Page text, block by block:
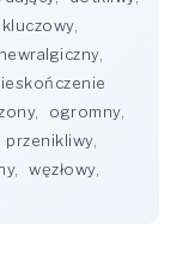
kluczowy,
newralgiczny,
, ogromny,
przenikliwy,
, węzłowy,